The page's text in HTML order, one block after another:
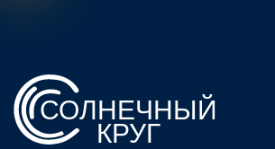
СОЛНЕЧНЫЙ
КРУГ